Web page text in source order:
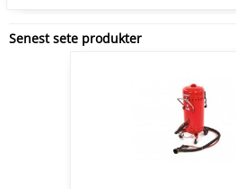
Senest sete produkter